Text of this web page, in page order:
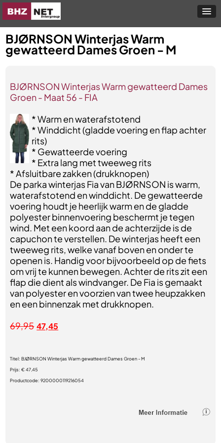
BJØRNSON Winterjas Warm
gewatteerd Dames Groen - M
BJØRNSON Winterjas Warm gewatteerd Dames
Groen - Maat 56 - FIA
* Warm en waterafstotend
* Winddicht (gladde voering en flap achter
rits)
* Gewatteerde voering
* Extra lang met tweeweg rits
* Afsluitbare zakken (drukknopen)
De parka winterjas Fia van BJØRNSON is warm,
waterafstotend en winddicht. De gewatteerde
voering houdt je heerlijk warm en de gladde
polyester binnenvoering beschermt je tegen
wind. Met een koord aan de achterzijde is de
capuchon te verstellen. De winterjas heeft een
tweeweg rits, welke vanaf boven en onder te
openen is. Handig voor bijvoorbeeld op de fiets
om vrij te kunnen bewegen. Achter de rits zit een
flap die dient als windvanger. De Fia is gemaakt
van polyester en voorzien van twee heupzakken
en een binnenzak met drukknopen.
69,95 47,45
Titel:BJØRNSON Winterjas Warm gewatteerd Dames Groen - M
Prijs:€ 47,45
Productcode:9200000119216054